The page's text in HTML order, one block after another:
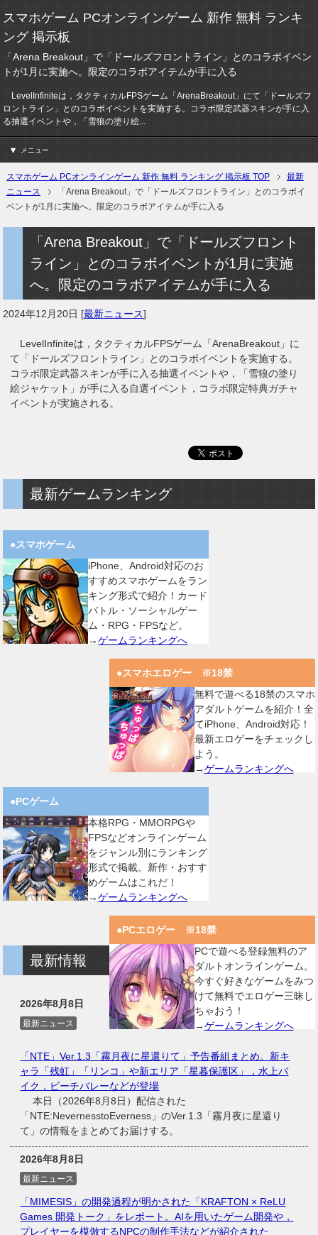
スマホゲーム PCオンラインゲーム 新作 無料 ランキ
ング 掲示板
「Arena Breakout」で「ドールズフロントライン」とのコラボイベン
トが1月に実施へ。限定のコラボアイテムが手に入る
LevelInfiniteは，タクティカルFPSゲーム「ArenaBreakout」にて「ドールズフ
ロントライン」とのコラボイベントを実施する。コラボ限定武器スキンが手に入
る抽選イベントや，「雪狼の塗り絵...
メニュー
スマホゲーム PCオンラインゲーム 新作 無料 ランキング 掲示板 TOP
最新
ニュース
「Arena Breakout」で「ドールズフロントライン」とのコラボイ
ベントが1月に実施へ。限定のコラボアイテムが手に入る
「Arena Breakout」で「ドールズフロント
ライン」とのコラボイベントが1月に実施
へ。限定のコラボアイテムが手に入る
2024年12月20日 [最新ニュース]
LevelInfiniteは，タクティカルFPSゲーム「ArenaBreakout」に
て「ドールズフロントライン」とのコラボイベントを実施する。
コラボ限定武器スキンが手に入る抽選イベントや，「雪狼の塗り
絵ジャケット」が手に入る自選イベント，コラボ限定特典ガチャ
イベントが実施される。
最新ゲームランキング
●スマホゲーム
iPhone、Android対応のお
すすめスマホゲームをラン
キング形式で紹介！カード
バトル・ソーシャルゲー
ム・RPG・FPSなど。
→ゲームランキングへ
●スマホエロゲー ※18禁
無料で遊べる18禁のスマホ
アダルトゲームを紹介！全
てiPhone、Android対応！
最新エロゲーをチェックし
よう。
→ゲームランキングへ
●PCゲーム
本格RPG・MMORPGや
FPSなどオンラインゲーム
をジャンル別にランキング
形式で掲載。新作・おすす
めゲームはこれだ！
→ゲームランキングへ
●PCエロゲー ※18禁
PCで遊べる登録無料のア
ダルトオンラインゲーム。
今すぐ好きなゲームをみつ
けて無料でエロゲー三昧し
ちゃおう！
→ゲームランキングへ
最新情報
2026年8月8日
最新ニュース
「NTE」Ver.1.3「霧月夜に星還りて」予告番組まとめ。新キ
ャラ「残虹」「リンコ」や新エリア「星暮保護区」，水上バ
イク，ビーチバレーなどが登場
本日（2026年8月8日）配信された
「NTE:NevernesstoEverness」のVer.1.3「霧月夜に星還り
て」の情報をまとめてお届けする。
2026年8月8日
最新ニュース
「MIMESIS」の開発過程が明かされた「KRAFTON × ReLU
Games 開発トーク」をレポート。AIを用いたゲーム開発や，
プレイヤーを模倣するNPCの制作手法などが紹介された